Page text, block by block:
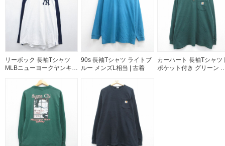
リーボック 長袖Tシャツ
MLBニューヨークヤンキー
90s 長袖Tシャツ ライトブ
ルー メンズL相当 | 古着
カーハート 長袖Tシャツ
ポケット付き グリーン